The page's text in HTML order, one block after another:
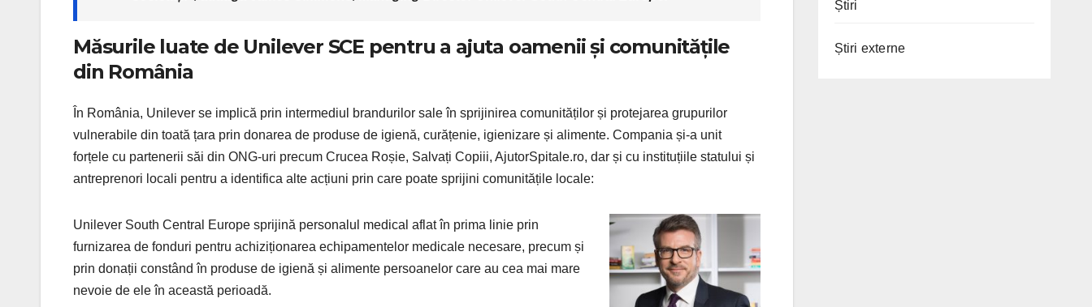
Măsurile luate de Unilever SCE pentru a ajuta oamenii și comunitățile
din România
În România, Unilever se implică prin intermediul brandurilor sale în sprijinirea comunităților și protejarea grupurilor
vulnerabile din toată țara prin donarea de produse de igienă, curățenie, igienizare și alimente. Compania și-a unit
forțele cu partenerii săi din ONG-uri precum Crucea Roșie, Salvați Copiii, AjutorSpitale.ro, dar și cu instituțiile statului și
antreprenori locali pentru a identifica alte acțiuni prin care poate sprijini comunitățile locale:
Unilever South Central Europe sprijină personalul medical aflat în prima linie prin
furnizarea de fonduri pentru achiziționarea echipamentelor medicale necesare, precum și
prin donații constând în produse de igienă și alimente persoanelor care au cea mai mare
nevoie de ele în această perioadă.
Știri
Știri externe